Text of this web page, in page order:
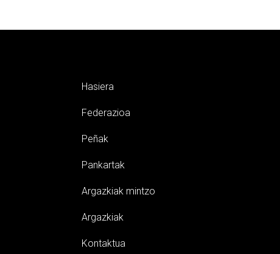
Hasiera
Federazioa
Peñak
Pankartak
Argazkiak mintzo
Argazkiak
Kontaktua